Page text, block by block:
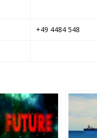
+49 4484 548